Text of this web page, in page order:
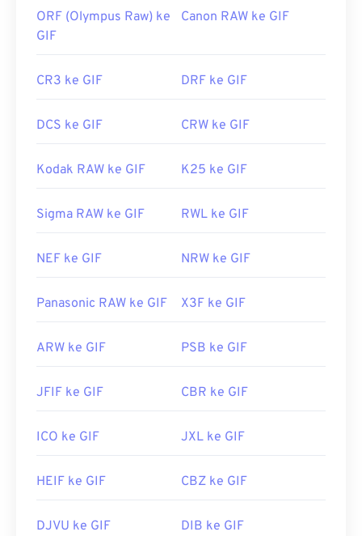
ORF (Olympus Raw) ke
GIF
Canon RAW ke GIF
CR3 ke GIF DRF ke GIF
DCS ke GIF CRW ke GIF
Kodak RAW ke GIF K25 ke GIF
Sigma RAW ke GIF RWL ke GIF
NEF ke GIF NRW ke GIF
Panasonic RAW ke GIF X3F ke GIF
ARW ke GIF PSB ke GIF
JFIF ke GIF CBR ke GIF
ICO ke GIF JXL ke GIF
HEIF ke GIF CBZ ke GIF
DJVU ke GIF DIB ke GIF